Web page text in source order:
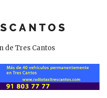
de Tres Cantos